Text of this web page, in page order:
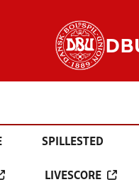
SPILLESTED
LIVESCORE